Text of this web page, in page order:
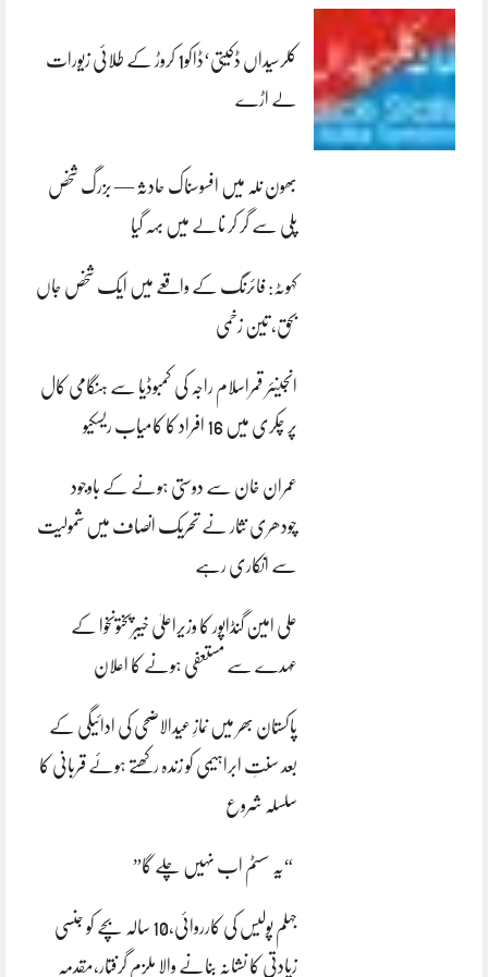
کلرسیداں ڈکیتی‘ڈاکو1 کروڑ کے طلائی زیورات
لے اڑے
بھون نلہ میں افسوسناک حادثہ — بزرگ شخص
پلی سے گر کر نالے میں بہہ گیا
کہوٹہ: فائرنگ کے واقعے میں ایک شخص جاں
بحق، تین زخمی
انجینئر قمراسلام راجہ کی کمبوڈیا سے ہنگامی کال
پر چکری میں 16 افراد کا کامیاب ریسکیو
عمران خان سے دوستی ہونے کے باوجود
چودھری نثار نے تحریک انصاف میں شمولیت
سے انکاری رہے
علی امین گنڈاپور کا وزیراعلیٰ خیبرپختونخوا کے
عہدے سے مستعفی ہونے کا اعلان
پاکستان بھر میں نمازِ عیدالاضحی کی ادائیگی کے
بعد سنتِ ابراہیمی کو زندہ رکھتے ہوئے قربانی کا
سلسلہ شروع
“یہ سسٹم اب نہیں چلے گا”
جہلم پولیس کی کارروائی،10 سالہ بچے کو جنسی
زیادتی کا نشانہ بنانے والا ملزم گرفتار،مقدمہ